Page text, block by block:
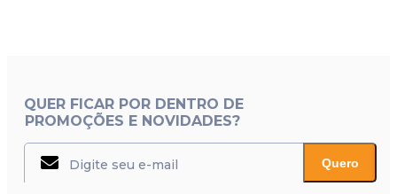
QUER FICAR POR DENTRO DE
PROMOÇÕES E NOVIDADES?
Quero